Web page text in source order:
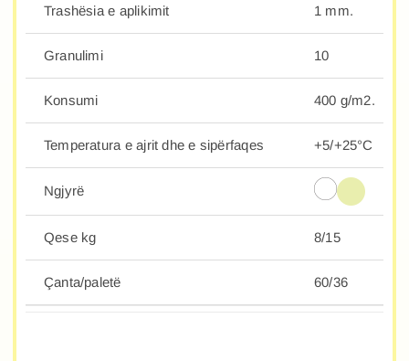
Trashësia e aplikimit 1 mm.
Granulimi 10
Konsumi 400 g/m2.
Temperatura e ajrit dhe e sipërfaqes +5/+25°C
Ngjyrë
Qese kg 8/15
Çanta/paletë 60/36